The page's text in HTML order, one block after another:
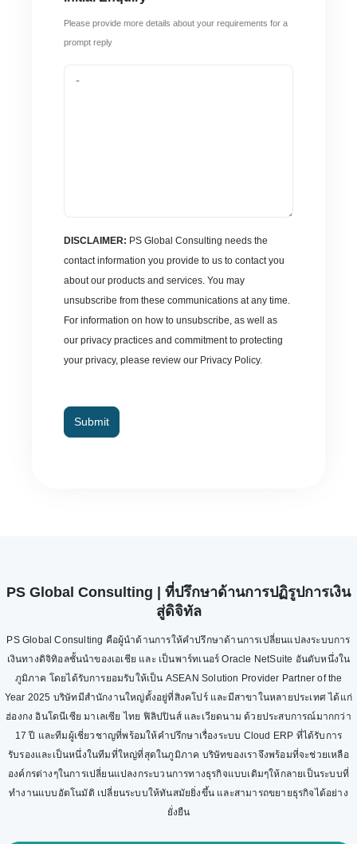
Please provide more details about your requirements for a
prompt reply
DISCLAIMER: PS Global Consulting needs the
contact information you provide to us to contact you
about our products and services. You may
unsubscribe from these communications at any time.
For information on how to unsubscribe, as well as
our privacy practices and commitment to protecting
your privacy, please review our Privacy Policy.
Submit
PS Global Consulting | ที่ปรึกษาด้านการปฏิรูปการเงิน
สู่ดิจิทัล
PS Global Consulting คือผู้นำด้านการให้คำปรึกษาด้านการเปลี่ยนแปลงระบบการ
เงินทางดิจิทิอลชั้นนำของเอเชีย และ เป็นพาร์ทเนอร์ Oracle NetSuite อันดับหนึ่งใน
ภูมิภาค โดยได้รับการยอมรับให้เป็น ASEAN Solution Provider Partner of the
Year 2025 บริษัทมีสำนักงานใหญ่ตั้งอยู่ที่สิงคโปร์ และมีสาขาในหลายประเทศ ได้แก่
ฮ่องกง อินโดนีเซีย มาเลเซีย ไทย ฟิลิปปินส์ และเวียดนาม ด้วยประสบการณ์มากกว่า
17 ปี และทีมผู้เชี่ยวชาญที่พร้อมให้คำปรึกษาเรื่องระบบ Cloud ERP ที่ได้รับการ
รับรองและเป็นหนึ่งในทีมที่ใหญ่ที่สุดในภูมิภาค บริษัทของเราจึงพร้อมที่จะช่วยเหลือ
องค์กรต่างๆในการเปลี่ยนแปลงกระบวนการทางธุรกิจแบบเดิมๆให้กลายเป็นระบบที่
ทำงานแบบอัตโนมัติ เปลี่ยนระบบให้ทันสมัยยิ่งขึ้น และสามารถขยายธุรกิจได้อย่าง
ยั่งยืน